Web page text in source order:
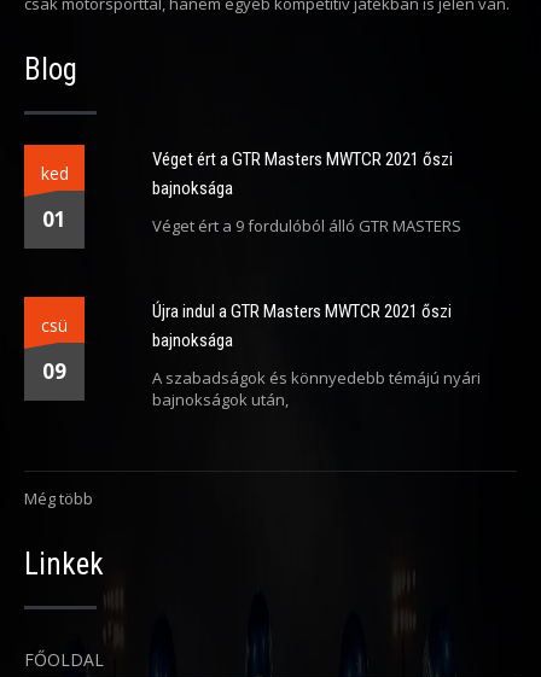
Blog
ked
01
Véget ért a GTR Masters MWTCR 2021 őszi
bajnoksága
Véget ért a 9 fordulóból álló GTR MASTERS
csü
09
Újra indul a GTR Masters MWTCR 2021 őszi
bajnoksága
A szabadságok és könnyedebb témájú nyári
bajnokságok után,
Még több
Linkek
FŐOLDAL